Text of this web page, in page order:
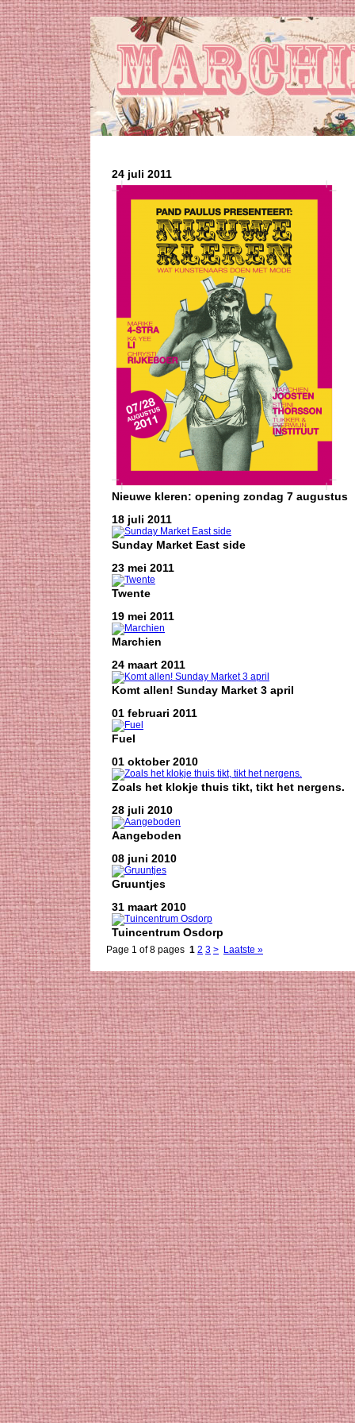
24 juli 2011
Nieuwe kleren: opening zondag 7 augustus
18 juli 2011
Sunday Market East side
23 mei 2011
Twente
19 mei 2011
Marchien
24 maart 2011
Komt allen! Sunday Market 3 april
01 februari 2011
Fuel
01 oktober 2010
Zoals het klokje thuis tikt, tikt het nergens.
28 juli 2010
Aangeboden
08 juni 2010
Gruuntjes
31 maart 2010
Tuincentrum Osdorp
Page 1 of 8 pages 1 2 3 > Laatste »